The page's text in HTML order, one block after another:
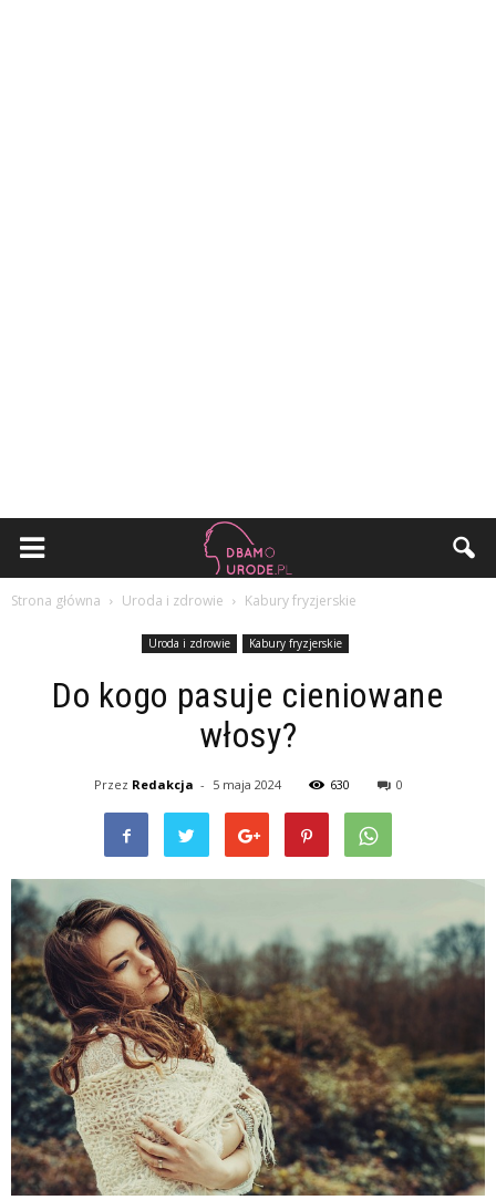
Strona główna Uroda i zdrowie Kabury fryzjerskie
Uroda i zdrowie Kabury fryzjerskie
Do kogo pasuje cieniowane
włosy?
Przez Redakcja - 5 maja 2024 630 0